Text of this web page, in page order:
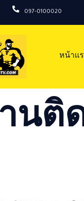
097-0100020
หน้าแ
นติ